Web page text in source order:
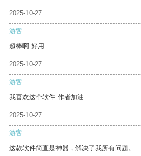
2025-10-27
游客
超棒啊 好用
2025-10-27
游客
我喜欢这个软件 作者加油
2025-10-27
游客
这款软件简直是神器，解决了我所有问题。